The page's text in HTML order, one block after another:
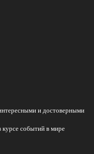
и достоверными
событий в мире